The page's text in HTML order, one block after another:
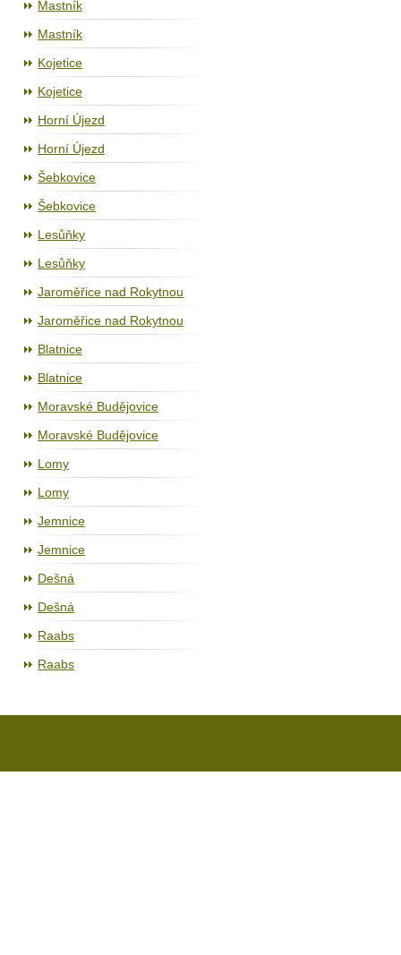
Mastník
Mastník
Kojetice
Kojetice
Horní Újezd
Horní Újezd
Šebkovice
Šebkovice
Lesůňky
Lesůňky
Jaroměřice nad Rokytnou
Jaroměřice nad Rokytnou
Blatnice
Blatnice
Moravské Budějovice
Moravské Budějovice
Lomy
Lomy
Jemnice
Jemnice
Dešná
Dešná
Raabs
Raabs